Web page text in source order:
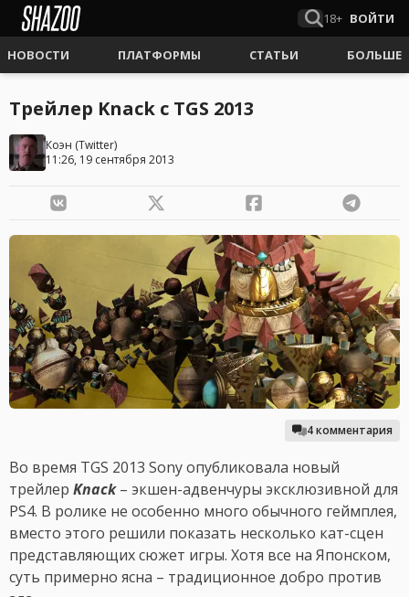
18+ ВОЙТИ
НОВОСТИ ПЛАТФОРМЫ СТАТЬИ БОЛЬШЕ
Трейлер Knack с TGS 2013
Коэн (Twitter)
11:26, 19 сентября 2013
4 комментария
Во время TGS 2013 Sony опубликовала новый
трейлер Knack – экшен-адвенчуры эксклюзивной для
PS4. В ролике не особенно много обычного геймплея,
вместо этого решили показать несколько кат-сцен
представляющих сюжет игры. Хотя все на Японском,
суть примерно ясна – традиционное добро против